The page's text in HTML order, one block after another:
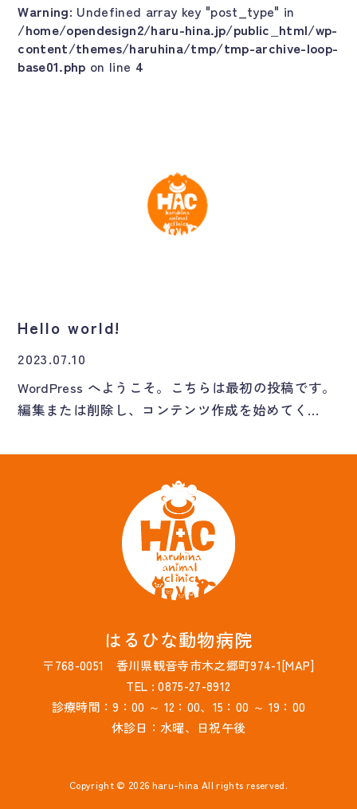
Warning: Undefined array key "post_type" in
/home/opendesign2/haru-hina.jp/public_html/wp-
content/themes/haruhina/tmp/tmp-archive-loop-
base01.php on line 4
Hello world!
2023.07.10
WordPress へようこそ。こちらは最初の投稿です。
編集または削除し、コンテンツ作成を始めてく…
はるひな動物病院
〒768-0051 香川県観音寺市木之郷町974-1[MAP]
TEL : 0875-27-8912
診療時間：9：00 ～ 12：00、15：00 ～ 19：00
休診日：水曜、日祝午後
Copyright© 2026 haru-hina All rights reserved.